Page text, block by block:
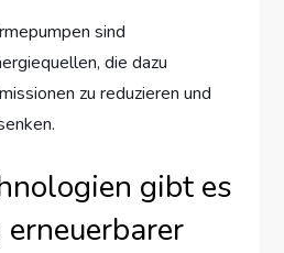
sind
die dazu
zu reduzieren und
gibt es